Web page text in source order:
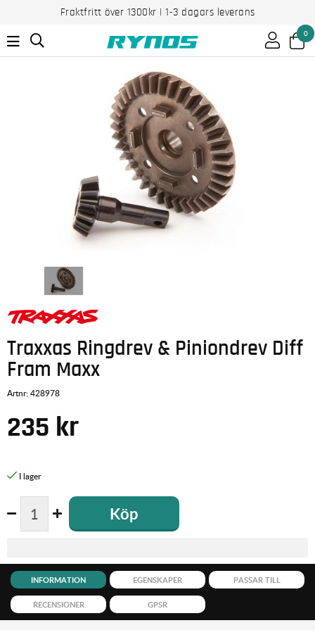
Fraktfritt över 1300kr | 1-3 dagars leverans
0
Traxxas Ringdrev & Piniondrev Diff
Fram Maxx
Artnr:428978
235 kr
Köp
INFORMATION EGENSKAPER PASSAR TILL
RECENSIONER GPSR